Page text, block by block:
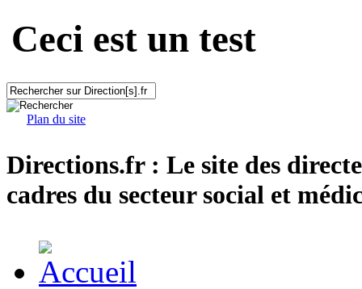
Ceci est un test
Plan du site
Directions.fr : Le site des
cadres du secteur social et